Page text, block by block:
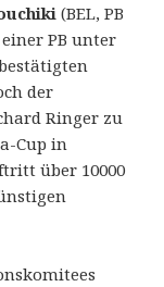
(BEL, PB
PB unter
der
Ringer zu
Cup in
über 10000